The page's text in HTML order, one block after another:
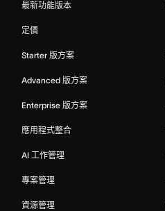
最新功能版本
定價
Starter 版方案
Advanced 版方案
Enterprise 版方案
應用程式整合
AI 工作管理
專案管理
資源管理